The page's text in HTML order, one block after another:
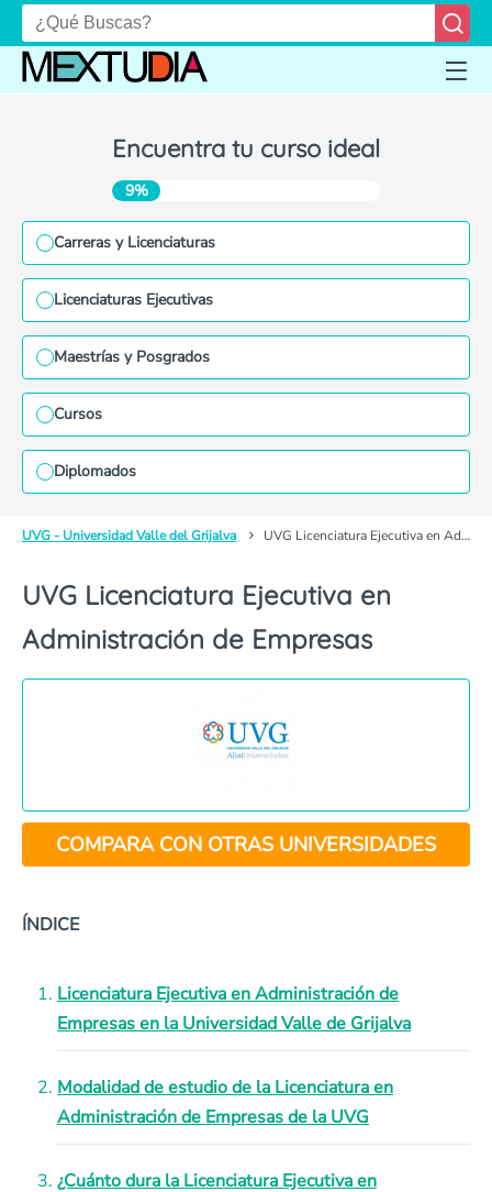
Encuentra tu curso ideal
9%
Carreras y Licenciaturas
Licenciaturas Ejecutivas
Maestrías y Posgrados
Cursos
Diplomados
UVG - Universidad Valle del Grijalva UVG Licenciatura Ejecutiva en Administración de Empresas
UVG Licenciatura Ejecutiva en
Administración de Empresas
COMPARA CON OTRAS UNIVERSIDADES
ÍNDICE
Licenciatura Ejecutiva en Administración de
Empresas en la Universidad Valle de Grijalva
Modalidad de estudio de la Licenciatura en
Administración de Empresas de la UVG
¿Cuánto dura la Licenciatura Ejecutiva en